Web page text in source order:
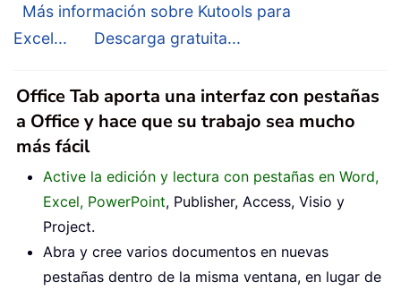
Más información sobre Kutools para
Excel...
Descarga gratuita...
Office Tab aporta una interfaz con pestañas
a Office y hace que su trabajo sea mucho
más fácil
Active la edición y lectura con pestañas en Word,
Excel, PowerPoint, Publisher, Access, Visio y
Project.
Abra y cree varios documentos en nuevas
pestañas dentro de la misma ventana, en lugar de